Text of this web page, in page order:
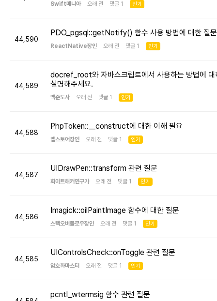
Swift매니아 오래 전 댓글 1 인기
44,590
PDO_pgsql::getNotify() 함수 사용 방법에 대한 질문
ReactNative장인 오래 전 댓글 1 인기
44,589
docref_root와 자바스크립트에서 사용하는 방법에 대
설명해주세요.
백준도사 오래 전 댓글 1 인기
44,588
PhpToken::__construct에 대한 이해 필요
앱스토어장인 오래 전 댓글 1 인기
44,587
UIDrawPen::transform 관련 질문
화이트해커연구가 오래 전 댓글 1 인기
44,586
Imagick::oilPaintImage 함수에 대한 질문
스택오버플로우장인 오래 전 댓글 1 인기
44,585
UIControlsCheck::onToggle 관련 질문
암호화마스터 오래 전 댓글 1 인기
pcntl_wtermsig 함수 관련 질문